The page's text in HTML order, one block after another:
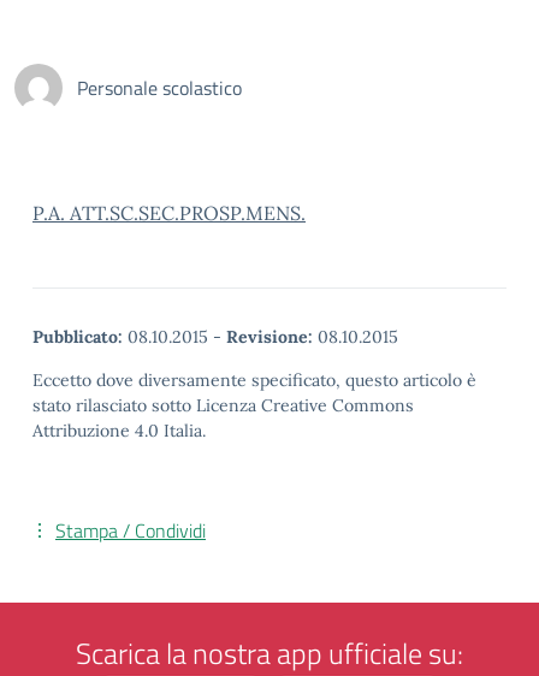
Personale scolastico
P.A. ATT.SC.SEC.PROSP.MENS.
Pubblicato: 08.10.2015 - Revisione: 08.10.2015
Eccetto dove diversamente specificato, questo articolo è
stato rilasciato sotto Licenza Creative Commons
Attribuzione 4.0 Italia.
Stampa / Condividi
Scarica la nostra app ufficiale su: